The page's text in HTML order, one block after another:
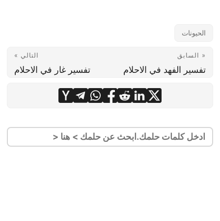
الحيونات
« السابق
تفسير الفهد في الاحلام
التالي »
تفسير غار في الاحلام